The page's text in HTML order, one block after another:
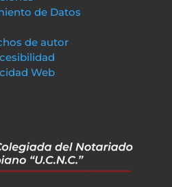
de Datos
de autor
Web